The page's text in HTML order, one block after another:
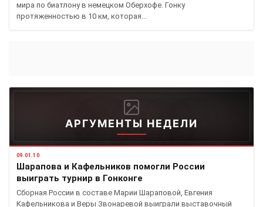
мира по биатлону в немецком Оберхофе. Гонку
протяженностью в 10 км, которая…
АРГУМЕНТЫ НЕДЕЛИ
09.01.10
Шарапова и Кафельников помогли России
выиграть турнир в Гонконге
Сборная России в составе Марии Шараповой, Евгения
Кафельникова и Веры Звонаревой выиграли выставочный